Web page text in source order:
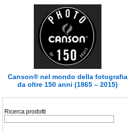
Canson® nel mondo della fotografia
da oltre 150 anni (1865 – 2015)
Ricerca prodotti